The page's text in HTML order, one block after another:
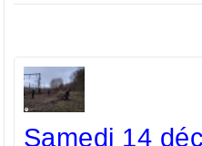
Samedi 14